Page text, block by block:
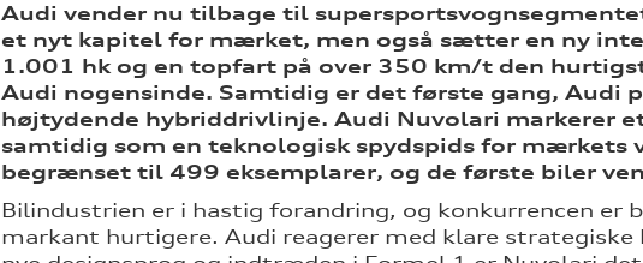
Audi vender nu tilbage til
et nyt kapitel for mærket, men også sætter en ny
1.001 hk og en topfart på over 350 km/t den
Audi nogensinde. Samtidig er det første gang, Audi
højtydende hybriddrivlinje. Audi Nuvolari markerer
samtidig som en teknologisk spydspids for mærkets
begrænset til 499 eksemplarer, og de første biler
Bilindustrien er i hastig forandring, og konkurrencen er
markant hurtigere. Audi reagerer med klare